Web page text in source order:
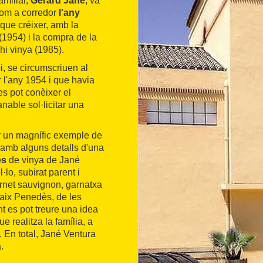
a corredor l'any
créixer, amb la
i la compra de la
vinya (1985).
se circumscriuen al
1954 i que havia
pot conèixer el
sol·licitar una
un magnífic exemple de
alguns detalls d'una
de vinya de Jané
subirat parent i
sauvignon, garnatxa
Penedès, de les
es pot treure una idea
realitza la família, a
total, Jané Ventura